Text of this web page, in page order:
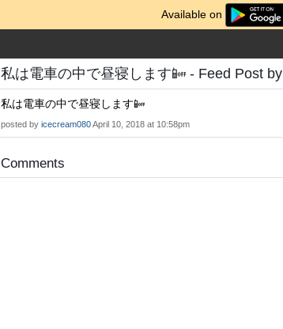
Available on
私は電車の中で昼寝します📴 - Feed Post by
私は電車の中で昼寝します📴
posted by icecream080April 10, 2018 at 10:58pm
Comments